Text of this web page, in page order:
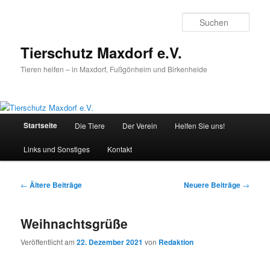
Tierschutz Maxdorf e.V.
Tieren helfen – in Maxdorf, Fußgönheim und Birkenheide
HauptmenüStartseite Die Tiere Der Verein Helfen Sie uns!
Links und Sonstiges Kontakt
Beitragsnavigation
← Ältere Beiträge Neuere Beiträge →
Weihnachtsgrüße
Veröffentlicht am22. Dezember 2021 von Redaktion